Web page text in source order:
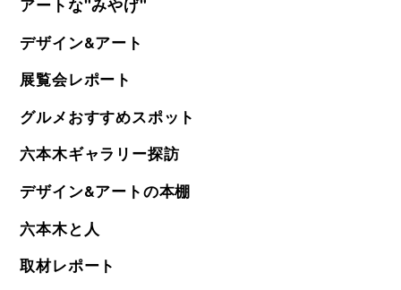
アートな"みやげ"
デザイン&アート
展覧会レポート
グルメおすすめスポット
六本木ギャラリー探訪
デザイン&アートの本棚
六本木と人
取材レポート